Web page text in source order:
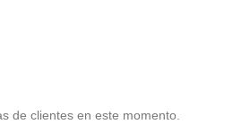
de clientes en este momento.